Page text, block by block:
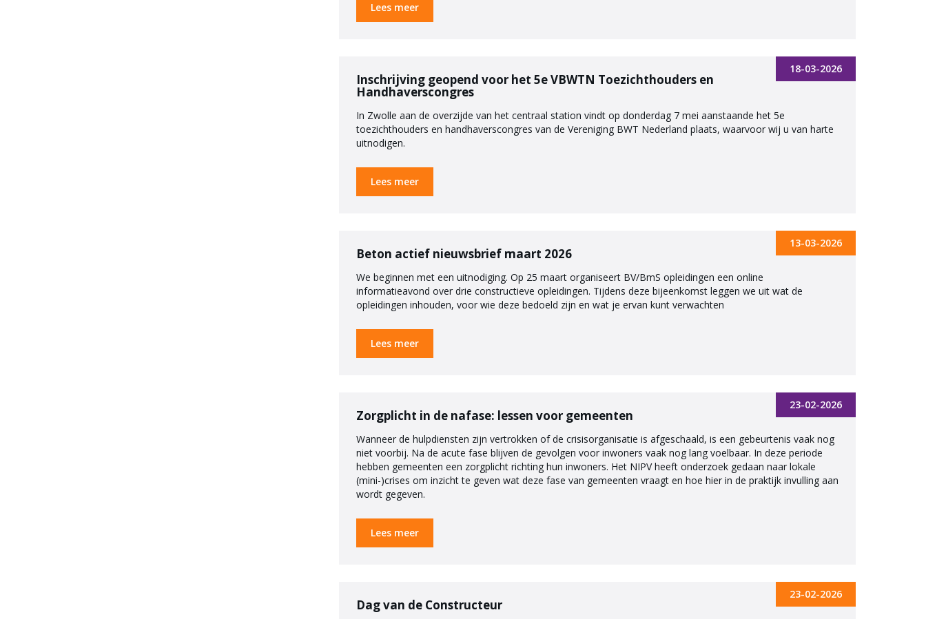
Lees meer
Inschrijving geopend voor het 5e VBWTN Toezichthouders en
Handhaverscongres
18-03-2026
In Zwolle aan de overzijde van het centraal station vindt op donderdag 7 mei aanstaande het 5e
toezichthouders en handhaverscongres van de Vereniging BWT Nederland plaats, waarvoor wij u van harte
uitnodigen.
Lees meer
Beton actief nieuwsbrief maart 2026
13-03-2026
We beginnen met een uitnodiging. Op 25 maart organiseert BV/BmS opleidingen een online
informatieavond over drie constructieve opleidingen. Tijdens deze bijeenkomst leggen we uit wat de
opleidingen inhouden, voor wie deze bedoeld zijn en wat je ervan kunt verwachten
Lees meer
Zorgplicht in de nafase: lessen voor gemeenten
23-02-2026
Wanneer de hulpdiensten zijn vertrokken of de crisisorganisatie is afgeschaald, is een gebeurtenis vaak nog
niet voorbij. Na de acute fase blijven de gevolgen voor inwoners vaak nog lang voelbaar. In deze periode
hebben gemeenten een zorgplicht richting hun inwoners. Het NIPV heeft onderzoek gedaan naar lokale
(mini-)crises om inzicht te geven wat deze fase van gemeenten vraagt en hoe hier in de praktijk invulling aan
wordt gegeven.
Lees meer
Dag van de Constructeur
23-02-2026